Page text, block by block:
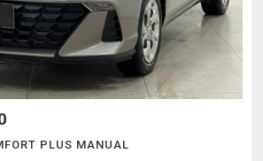
PLUS MANUAL